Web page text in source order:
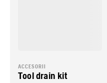
ACCESORII
Tool drain kit